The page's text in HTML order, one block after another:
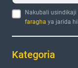
Nakubali
faragha ya jarida
Kategoria